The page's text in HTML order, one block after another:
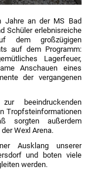
Jahre an der MS Bad
Schüler erlebnisreiche
dem großzügigen
auf dem Programm:
Lagerfeuer,
Anschauen eines
der vergangenen
beeindruckenden
Tropfsteinformationen
sorgten außerdem
Wexl Arena.
Ausklang unserer
und boten viele
werden.